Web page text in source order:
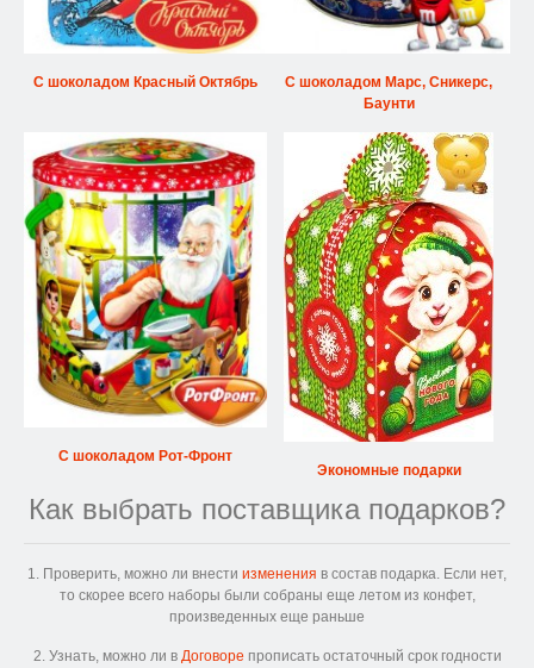
С шоколадом Красный Октябрь
С шоколадом Марс, Сникерс,
Баунти
С шоколадом Рот-Фронт
Экономные подарки
Как выбрать поставщика подарков?
1. Проверить, можно ли внести изменения в состав подарка. Если нет,
то скорее всего наборы были собраны еще летом из конфет,
произведенных еще раньше
2. Узнать, можно ли в Договоре прописать остаточный срок годности